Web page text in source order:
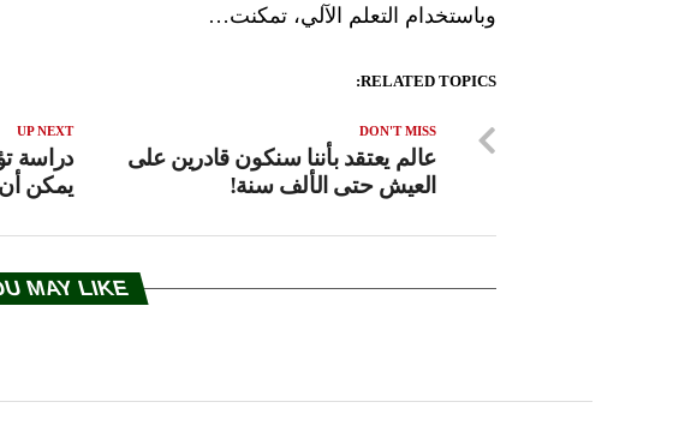
وباستخدام التعلم الآلي، تمكنت…
RELATED TOPICS:
UP NEXT
دراسة
يمكن
DON'T MISS
عالم يعتقد بأننا سنكون قادرين على
العيش حتى الألف سنة!
MAY LIKE